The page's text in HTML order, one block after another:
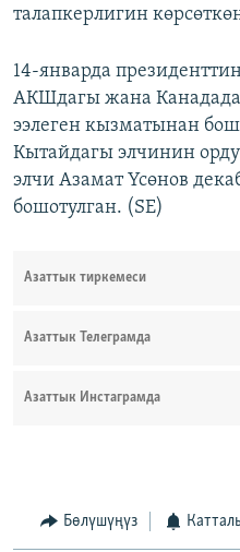
талапкерлигин
14-январда
АКШдагы жана
ээлеген кызматынан
Кытайдагы элчинин
элчи Азамат Үсөнов
бошотулган. (SE)
Азаттык тиркемеси
Азаттык Телеграмда
Азаттык Инстаграмда
Бөлүшүңүз